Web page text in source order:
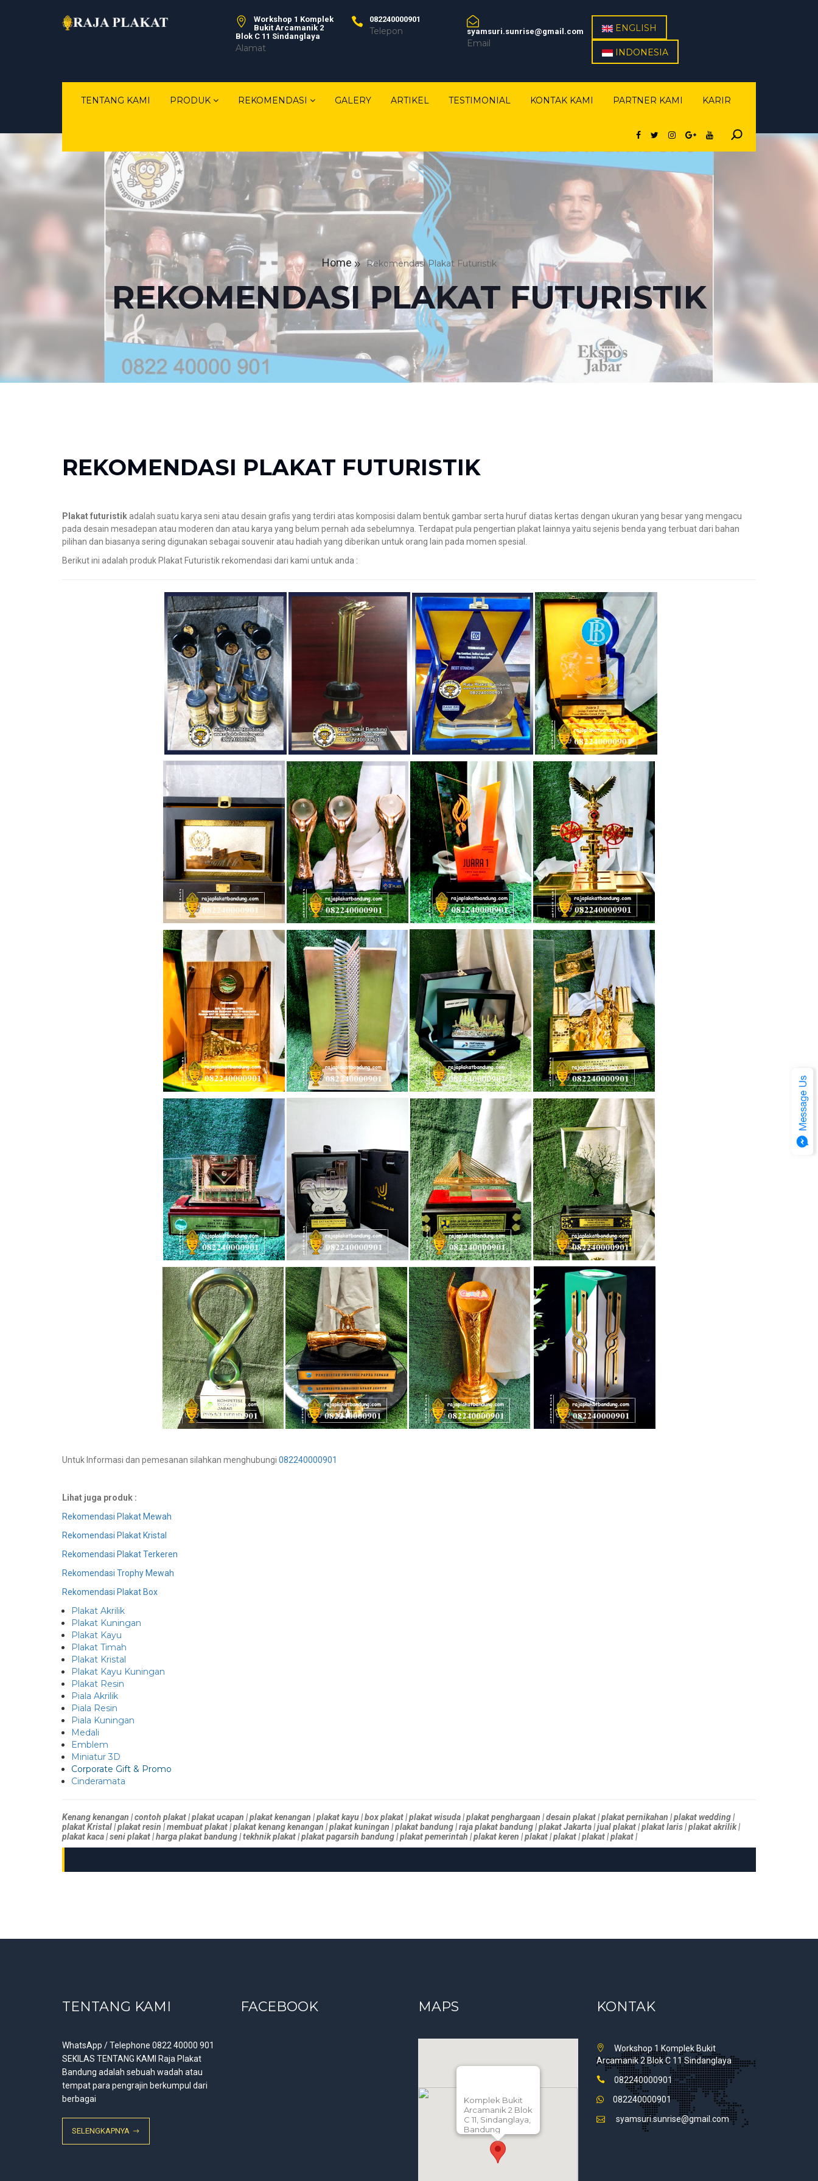
Workshop 1 Komplek
Bukit Arcamanik 2
Blok C 11 Sindanglaya
Alamat
082240000901
Telepon syamsuri.sunrise@gmail.com
Email
ENGLISH
INDONESIA
TENTANG KAMI PRODUK REKOMENDASI GALERY ARTIKEL TESTIMONIAL KONTAK KAMI PARTNER KAMI KARIR
Home Rekomendasi Plakat Futuristik
REKOMENDASI PLAKAT FUTURISTIK
REKOMENDASI PLAKAT FUTURISTIK
Plakat futuristik adalah suatu karya seni atau desain grafis yang terdiri atas komposisi dalam bentuk gambar serta huruf diatas kertas dengan ukuran yang besar yang mengacu
pada desain mesadepan atau moderen dan atau karya yang belum pernah ada sebelumnya. Terdapat pula pengertian plakat lainnya yaitu sejenis benda yang terbuat dari bahan
pilihan dan biasanya sering digunakan sebagai souvenir atau hadiah yang diberikan untuk orang lain pada momen spesial.
Berikut ini adalah produk Plakat Futuristik rekomendasi dari kami untuk anda :
Untuk Informasi dan pemesanan silahkan menghubungi 082240000901
Lihat juga produk :
Rekomendasi Plakat Mewah
Rekomendasi Plakat Kristal
Rekomendasi Plakat Terkeren
Rekomendasi Trophy Mewah
Rekomendasi Plakat Box
Plakat Akrilik
Plakat Kuningan
Plakat Kayu
Plakat Timah
Plakat Kristal
Plakat Kayu Kuningan
Plakat Resin
Piala Akrilik
Piala Resin
Piala Kuningan
Medali
Emblem
Miniatur 3D
Corporate Gift & Promo
Cinderamata
Kenang kenangan | contoh plakat | plakat ucapan | plakat kenangan | plakat kayu | box plakat | plakat wisuda | plakat penghargaan | desain plakat | plakat pernikahan | plakat wedding |
plakat Kristal | plakat resin | membuat plakat | plakat kenang kenangan | plakat kuningan | plakat bandung | raja plakat bandung | plakat Jakarta | jual plakat | plakat laris | plakat akrilik |
plakat kaca | seni plakat | harga plakat bandung | tekhnik plakat | plakat pagarsih bandung | plakat pemerintah | plakat keren | plakat | plakat | plakat | plakat |
TENTANG KAMI
WhatsApp / Telephone 0822 40000 901
SEKILAS TENTANG KAMI Raja Plakat
Bandung adalah sebuah wadah atau
tempat para pengrajin berkumpul dari
berbagai
SELENGKAPNYA
FACEBOOK MAPS
Komplek Bukit
Arcamanik 2 Blok
C 11, Sindanglaya,
Bandung
KONTAK
Workshop 1 Komplek Bukit
Arcamanik 2 Blok C 11 Sindanglaya
082240000901
082240000901
syamsuri.sunrise@gmail.com